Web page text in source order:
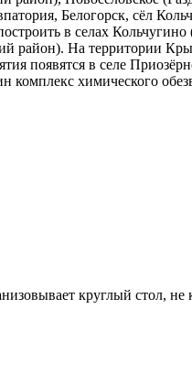
Белогорск, сёл
в селах
район). На территории
появятся в селе
комплекс химического
круглый стол, не